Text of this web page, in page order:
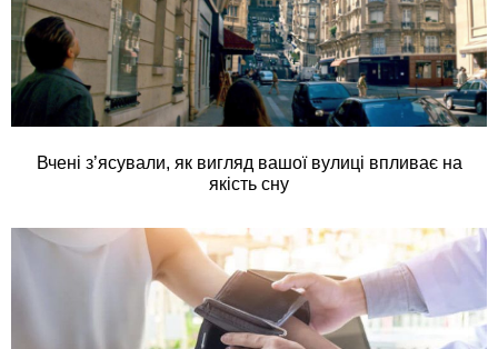
Вчені з’ясували, як вигляд вашої вулиці впливає на
якість сну